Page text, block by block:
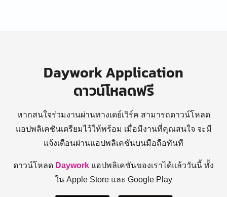
Daywork Application
ดาวน์โหลดฟรี
หากสนใจร่วมงานผ่านทางเดย์เวิร์ค สามารถดาวน์โหลด
แอปพลิเคชันเตรียมไว้ให้พร้อม เมื่อมีงานที่คุณสนใจ จะมี
แจ้งเตือนผ่านแอปพลิเคชันบนมือถือทันที
ดาวน์โหลด Daywork แอปพลิเคชันของเราได้แล้ววันนี้ ทั้ง
ใน Apple Store และ Google Play